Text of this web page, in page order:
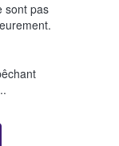
sont pas